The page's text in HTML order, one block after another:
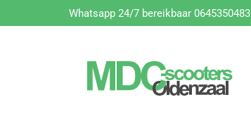
Whatsapp 24/7 bereikbaar 0645350483